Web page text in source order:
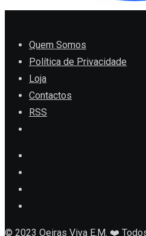
Quem Somos
Política de Privacidade
Loja
Contactos
RSS
© 2023 Oeiras Viva E.M. ❤️